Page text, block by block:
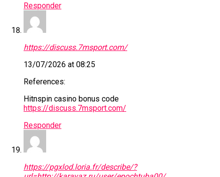
Responder
https://discuss.7msport.com/
13/07/2026 at 08:25
References:
Hitnspin casino bonus code
https://discuss.7msport.com/
Responder
https://pgxlod.loria.fr/describe/?